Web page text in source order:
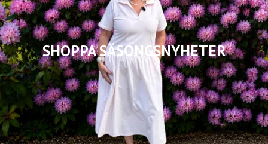
SHOPPA SÄSONGSNYHETER